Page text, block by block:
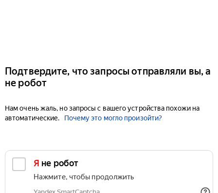
Подтвердите, что запросы отправляли вы, а
не робот
Нам очень жаль, но запросы с вашего устройства похожи на
автоматические.
Почему это могло произойти?
Я не робот
Нажмите, чтобы продолжить